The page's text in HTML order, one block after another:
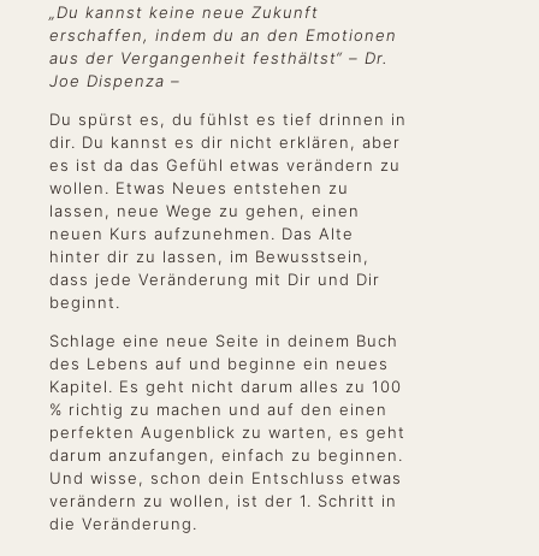
„Du kannst keine neue Zukunft
erschaffen, indem du an den Emotionen
aus der Vergangenheit festhältst“ – Dr.
Joe Dispenza –
Du spürst es, du fühlst es tief drinnen in
dir. Du kannst es dir nicht erklären, aber
es ist da das Gefühl etwas verändern zu
wollen. Etwas Neues entstehen zu
lassen, neue Wege zu gehen, einen
neuen Kurs aufzunehmen. Das Alte
hinter dir zu lassen, im Bewusstsein,
dass jede Veränderung mit Dir und Dir
beginnt.
Schlage eine neue Seite in deinem Buch
des Lebens auf und beginne ein neues
Kapitel. Es geht nicht darum alles zu 100
% richtig zu machen und auf den einen
perfekten Augenblick zu warten, es geht
darum anzufangen, einfach zu beginnen.
Und wisse, schon dein Entschluss etwas
verändern zu wollen, ist der 1. Schritt in
die Veränderung.